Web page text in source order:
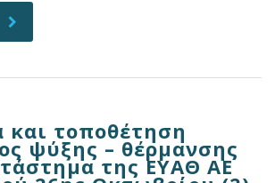
και τοποθέτηση
ψύξης – θέρμανσης
της ΕΥΑΘ ΑΕ